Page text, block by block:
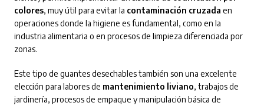
colores, muy útil para evitar la contaminación cruzada en
operaciones donde la higiene es fundamental, como en la
industria alimentaria o en procesos de limpieza diferenciada por
zonas.
Este tipo de guantes desechables también son una excelente
elección para labores de mantenimiento liviano, trabajos de
jardinería, procesos de empaque y manipulación básica de